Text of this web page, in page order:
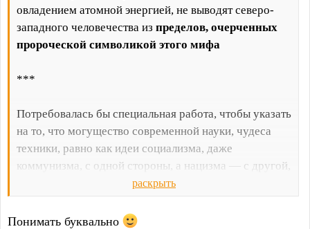
овладением атомной энергией, не выводят северо-
западного человечества из пределов, очерченных
пророческой символикой этого мифа
***
Потребовалась бы специальная работа, чтобы указать
на то, что могущество современной науки, чудеса
техники, равно как идеи социализма, даже
коммунизма, с одной стороны, а нацизма — с другой,
охватываются сферой мифа о Монсальвате и
раскрыть
Понимать буквально